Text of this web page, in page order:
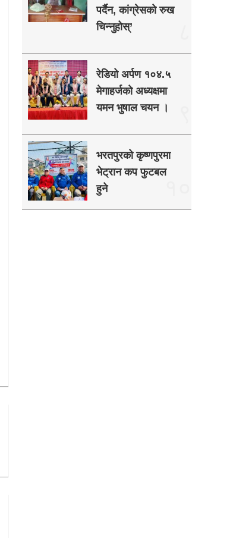
पर्दैन, कांग्रेसको रुख
चिन्नुहोस्’
रेडियो अर्पण १०४.५
मेगाहर्जको अध्यक्षमा
यमन भुषाल चयन ।
भरतपुरको कृष्णपुरमा
भेट्रान कप फुटबल
हुने